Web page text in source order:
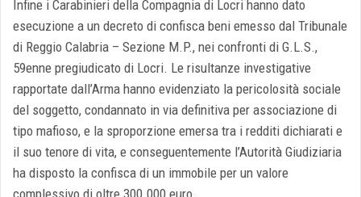
Infine i Carabinieri della Compagnia di Locri hanno dato
esecuzione a un decreto di confisca beni emesso dal Tribunale
di Reggio Calabria – Sezione M.P., nei confronti di G.L.S.,
59enne pregiudicato di Locri. Le risultanze investigative
rapportate dall’Arma hanno evidenziato la pericolosità sociale
del soggetto, condannato in via definitiva per associazione di
tipo mafioso, e la sproporzione emersa tra i redditi dichiarati e
il suo tenore di vita, e conseguentemente l’Autorità Giudiziaria
ha disposto la confisca di un immobile per un valore
complessivo di oltre 300.000 euro.